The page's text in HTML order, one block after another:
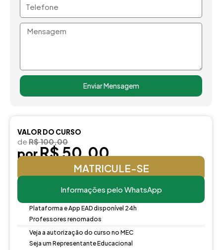
Mensagem
Enviar Mensagem
VALOR DO CURSO
de R$ 100,00
porR$ 50,00
MATRICULE-SE
Informações pelo WhatsApp
Plataforma e App EAD disponível 24h
Professores renomados
Veja a autorização do curso no MEC
Seja um Representante Educacional